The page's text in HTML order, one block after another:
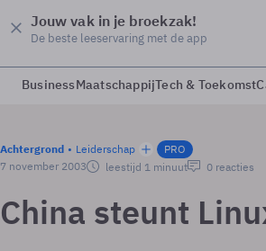
Jouw vak in je broekzak!
De beste leeservaring met de app
BusinessMaatschappijTech & Toekomst
Achtergrond Leiderschap
PRO
7 november 2003
leestijd 1 minuut 0 reacties
China steunt